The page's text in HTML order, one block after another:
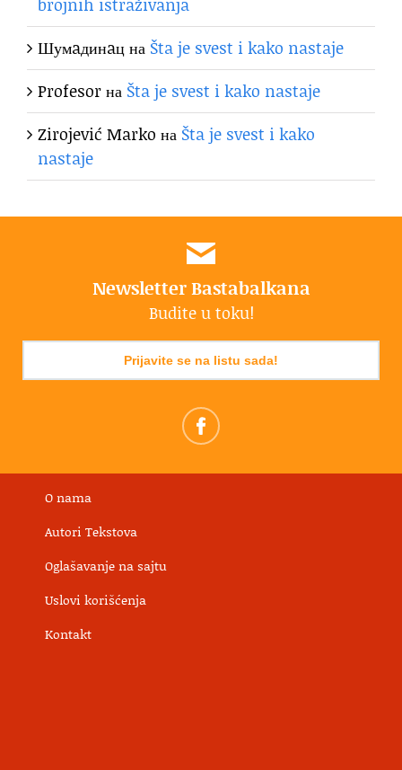
Шумaдинaцна Šta je svest i kako nastaje
Profesorна Šta je svest i kako nastaje
Zirojević Marko на Šta je svest i kako
nastaje
Newsletter Bastabalkana
Budite u toku!
Prijavite se na listu sada!
O nama
Autori Tekstova
Oglašavanje na sajtu
Uslovi korišćenja
Kontakt